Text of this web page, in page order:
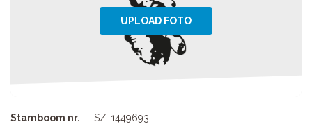
Stamboom nr.
SZ-1449693